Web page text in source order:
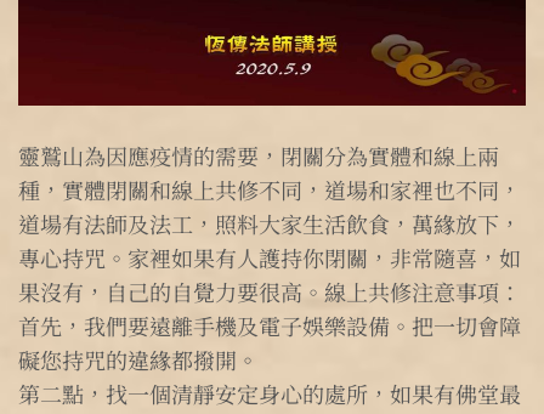
靈鷲山為因應疫情的需要，閉關分為實體和線上兩
種，實體閉關和線上共修不同，道場和家裡也不同，
道場有法師及法工，照料大家生活飲食，萬緣放下，
專心持咒。家裡如果有人護持你閉關，非常隨喜，如
果沒有，自己的自覺力要很高。線上共修注意事項：
首先，我們要遠離手機及電子娛樂設備。把一切會障
礙您持咒的違緣都撥開。
第二點，找一個清靜安定身心的處所，如果有佛堂最